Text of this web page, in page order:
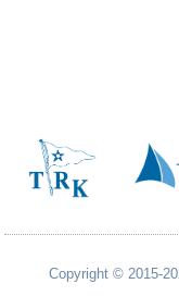
Copyright © 2015-